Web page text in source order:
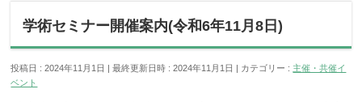
学術セミナー開催案内(令和6年11月8日)
投稿日 : 2024年11月1日 最終更新日時 : 2024年11月1日 カテゴリー : 主催・共催イ
ベント